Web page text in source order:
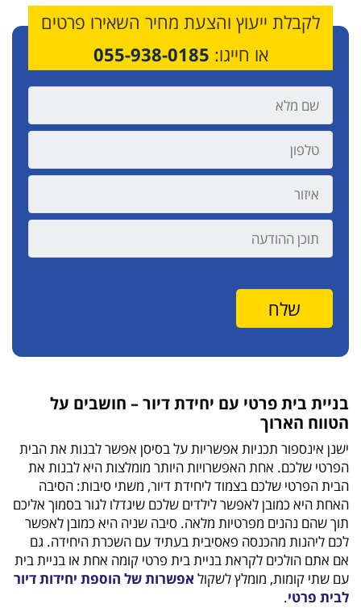
לקבלת ייעוץ והצעת מחיר השאירו פרטים
או חייגו: 055-938-0185
בניית בית פרטי עם יחידת דיור – חושבים על
הטווח הארוך
ישנן אינספור תכניות אפשריות על בסיסן אפשר לבנות את הבית
הפרטי שלכם. אחת האפשרויות היותר מומלצות היא לבנות את
הבית הפרטי שלכם בצמוד ליחידת דיור, משתי סיבות: הסיבה
האחת היא כמובן לאפשר לילדים שלכם שיגדלו לגור בסמוך אליכם
תוך שהם נהנים מפרטיות מלאה. סיבה שניה היא כמובן לאפשר
לכם ליהנות מהכנסה פאסיבית בעתיד עם השכרת היחידה. גם
אם אתם הולכים לקראת בניית בית פרטי קומה אחת או בניית בית
עם שתי קומות, מומלץ לשקול אפשרות של הוספת יחידות דיור
לבית פרטי.